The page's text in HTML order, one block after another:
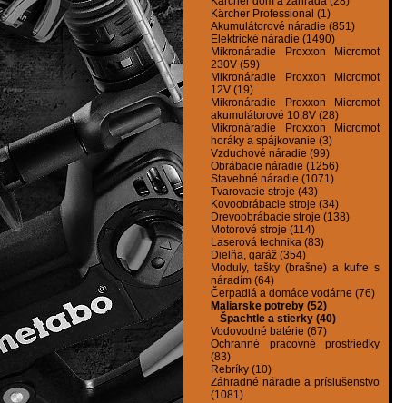
Kärcher Professional (1)
Akumulátorové náradie (851)
Elektrické náradie (1490)
Mikronáradie Proxxon Micromot
230V (59)
Mikronáradie Proxxon Micromot
12V (19)
Mikronáradie Proxxon Micromot
akumulátorové 10,8V (28)
Mikronáradie Proxxon Micromot
horáky a spájkovanie (3)
Vzduchové náradie (99)
Obrábacie náradie (1256)
Stavebné náradie (1071)
Tvarovacie stroje (43)
Kovoobrábacie stroje (34)
Drevoobrábacie stroje (138)
Motorové stroje (114)
Laserová technika (83)
Dielňa, garáž (354)
Moduly, tašky (brašne) a kufre s
náradím (64)
Čerpadlá a domáce vodárne (76)
Maliarske potreby (52)
Špachtle a stierky (40)
Vodovodné batérie (67)
Ochranné pracovné prostriedky
(83)
Rebríky (10)
Záhradné náradie a príslušenstvo
(1081)